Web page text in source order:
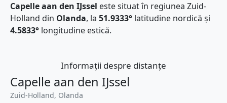
Capelle aan den IJssel este situat în regiunea Zuid-
Holland din Olanda, la 51.9333° latitudine nordică și
4.5833° longitudine estică.
Informații despre distanțe
Capelle aan den IJssel
Zuid-Holland, Olanda